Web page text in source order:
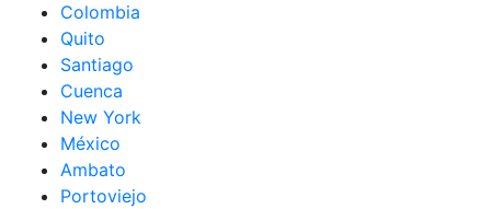
Colombia
Quito
Santiago
Cuenca
New York
México
Ambato
Portoviejo